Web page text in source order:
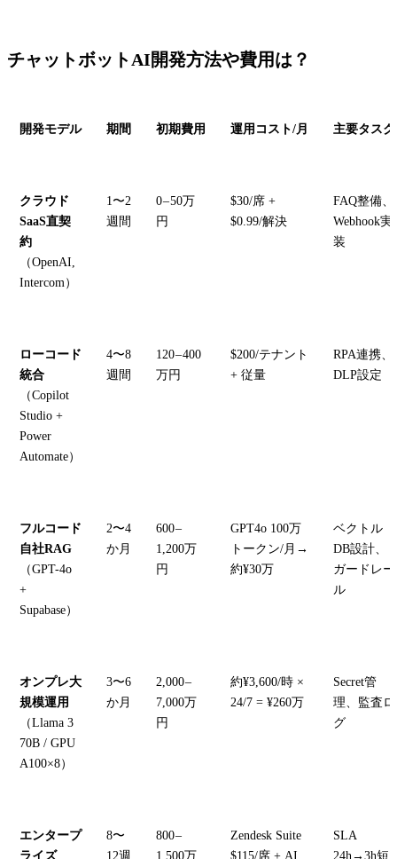
チャットボットAI開発方法や費用は？
開発モデル 期間 初期費用 運用コスト/月 主要タスク
クラウド
SaaS直契
約
（OpenAI,
Intercom）
1〜2
週間
0 – 50万
円
$30/席 +
$0.99/解決
FAQ整備、
Webhook実
装
ローコード
統合
（Copilot
Studio +
Power
Automate）
4〜8
週間
120 – 400
万円
$200/テナント
+ 従量
RPA連携、
DLP設定
フルコード
自社RAG
（GPT-4o
+
Supabase）
2〜4
か月
600 –
1,200万
円
GPT4o 100万
トークン/月→
約¥30万
ベクトル
DB設計、
ガードレー
ル
オンプレ大
規模運用
（Llama 3
70B / GPU
A100×8）
3〜6
か月
2,000 –
7,000万
円
約¥3,600/時 ×
24/7 = ¥260万
Secret管
理、監査ロ
グ
エンタープ
ライズ
8〜
12週
800 –
1,500万
Zendesk Suite
$115/席 + AI
SLA
24h→3h短